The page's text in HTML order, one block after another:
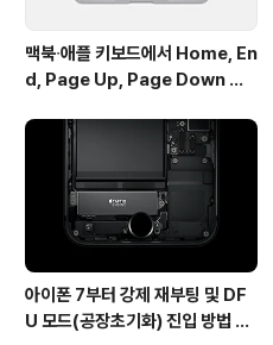
맥북∙애플 키보드에서 Home, En
d, Page Up, Page Down 키
아이폰 7부터 강제 재부팅 및 DF
U 모드(공장초기화) 진입 방법 변